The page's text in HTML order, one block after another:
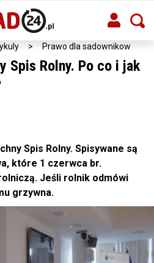
> Prawo dla sadownikow
Spis Rolny. Po co i jak
Spis Rolny. Spisywane są
które 1 czerwca br.
Jeśli rolnik odmówi
grzywna.